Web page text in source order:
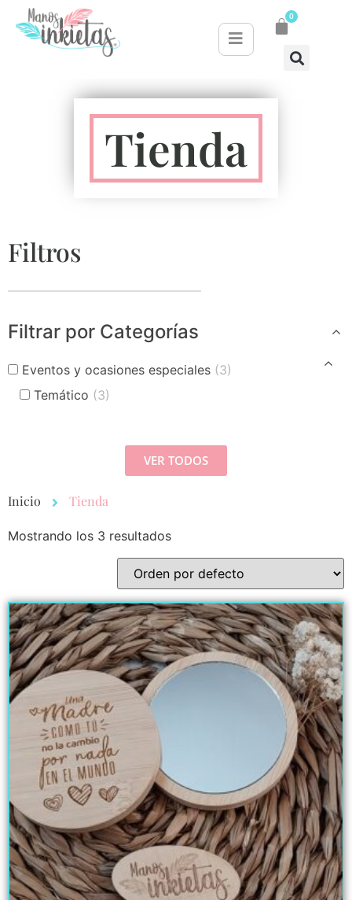
0
Tienda
Inicio Tienda
Mostrando los 3 resultados
Filtros
Filtrar por Categorías
Eventos y ocasiones especiales (3)
Temático (3)
VER TODOS